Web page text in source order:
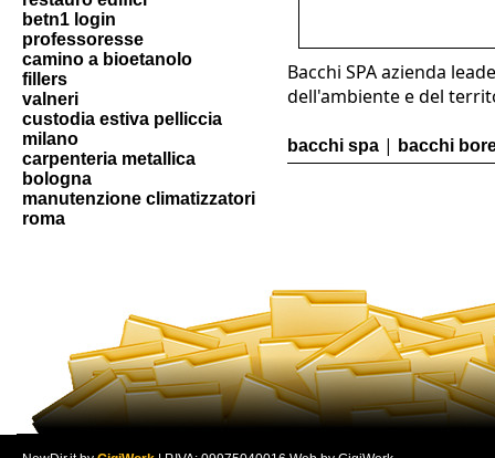
betn1 login
professoresse
camino a bioetanolo
fillers
valneri
custodia estiva pelliccia
milano
carpenteria metallica
bologna
manutenzione climatizzatori
roma
Bacchi SPA azienda
dell'ambiente e del
bacchi spa | bacchi